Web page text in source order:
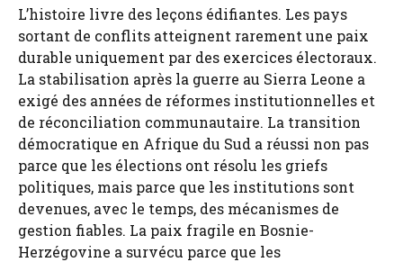
L’histoire livre des leçons édifiantes. Les pays
sortant de conflits atteignent rarement une paix
durable uniquement par des exercices électoraux.
La stabilisation après la guerre au Sierra Leone a
exigé des années de réformes institutionnelles et
de réconciliation communautaire. La transition
démocratique en Afrique du Sud a réussi non pas
parce que les élections ont résolu les griefs
politiques, mais parce que les institutions sont
devenues, avec le temps, des mécanismes de
gestion fiables. La paix fragile en Bosnie-
Herzégovine a survécu parce que les